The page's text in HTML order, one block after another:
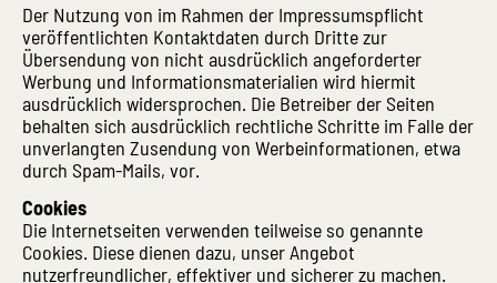
Der Nutzung von im Rahmen der Impressumspflicht
veröffentlichten Kontaktdaten durch Dritte zur
Übersendung von nicht ausdrücklich angeforderter
Werbung und Informationsmaterialien wird hiermit
ausdrücklich widersprochen. Die Betreiber der Seiten
behalten sich ausdrücklich rechtliche Schritte im Falle der
unverlangten Zusendung von Werbeinformationen, etwa
durch Spam-Mails, vor.
Cookies
Die Internetseiten verwenden teilweise so genannte
Cookies. Diese dienen dazu, unser Angebot
nutzerfreundlicher, effektiver und sicherer zu machen.